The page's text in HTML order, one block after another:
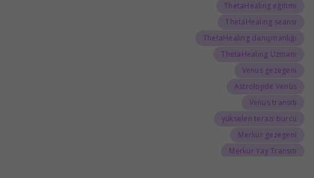
ThetaHealing eğitimi
ThetaHealing seansı
ThetaHealing danışmanlığı
ThetaHealing Uzmanı
Venüs gezegeni
Astrolojide Venüs
Venüs transiti
yükselen terazi burcu
Merkür gezegeni
Merkür Yay Transiti